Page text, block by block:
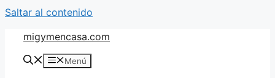
Saltar al contenido
migymencasa.com
Menú